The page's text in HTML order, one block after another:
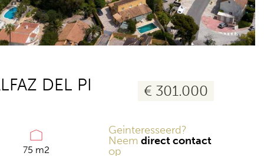
13 foto's
DEL PI € 301.000
75 m2
Geinteresseerd?
Neem direct contact
op